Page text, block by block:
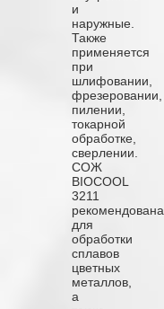
и
наружные.
Также
применяется
при
шлифовании,
фрезеровании,
пилении,
токарной
обработке,
сверлении.
СОЖ
BIOCOOL
3211
рекомендована
для
обработки
сплавов
цветных
металлов,
а